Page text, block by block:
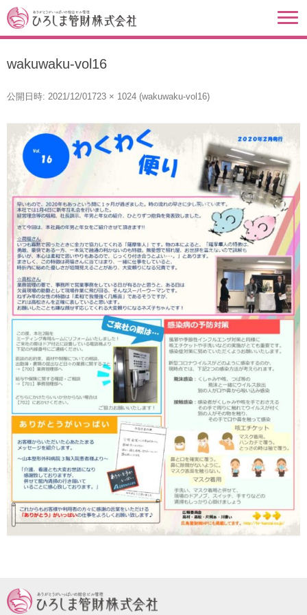
wakuwaku-vol16
公開日時: 2021/12/01723 × 1024 (wakuwaku-vol16)